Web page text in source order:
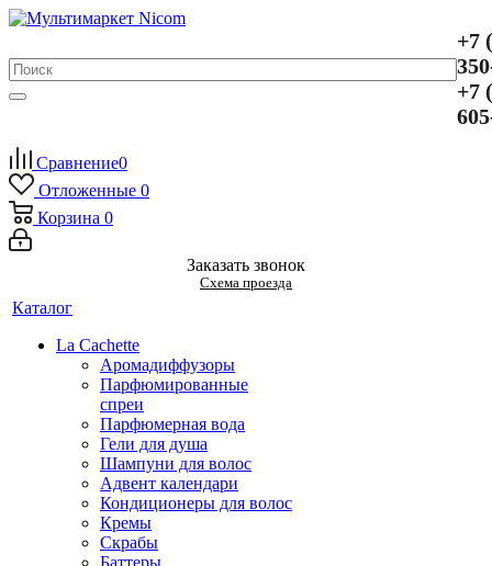
+7
+7
Сравнение0
Отложенные 0
Корзина 0
Заказать звонок
Схема проезда
Каталог
La Cachette
Аромадиффузоры
Парфюмированные
спреи
Парфюмерная вода
Гели для душа
Шампуни для волос
Адвент календари
Кондиционеры для волос
Кремы
Скрабы
Баттеры